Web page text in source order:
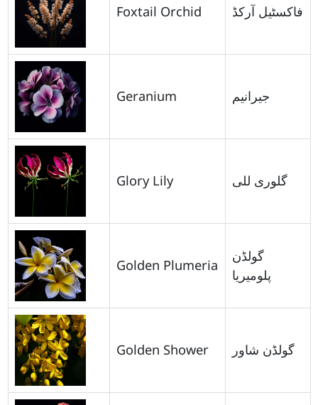
Foxtail Orchid فاکسٹیل آرکڈ
Geranium جیرانیم
Glory Lily گلوری للی
Golden Plumeria
گولڈن
پلومیریا
Golden Shower گولڈن شاور